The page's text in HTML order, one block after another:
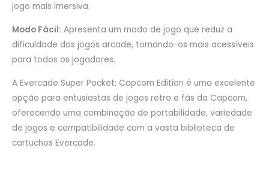
jogo mais imersiva.
Modo Fácil: Apresenta um modo de jogo que reduz a
dificuldade dos jogos arcade, tornando-os mais acessíveis
para todos os jogadores.
A Evercade Super Pocket: Capcom Edition é uma excelente
opção para entusiastas de jogos retro e fãs da Capcom,
oferecendo uma combinação de portabilidade, variedade
de jogos e compatibilidade com a vasta biblioteca de
cartuchos Evercade.